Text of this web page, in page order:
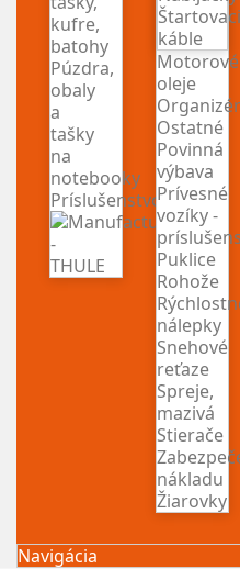
kufre,
batohy
Púzdra,
obaly
a
tašky
na
notebooky
Príslušenstvo
káble
Motorové
oleje
Ostatné
Povinná
výbava
Prívesné
vozíky -
Puklice
Rohože
nálepky
Snehové
reťaze
Spreje,
mazivá
Stierače
nákladu
Žiarovky
Navigácia